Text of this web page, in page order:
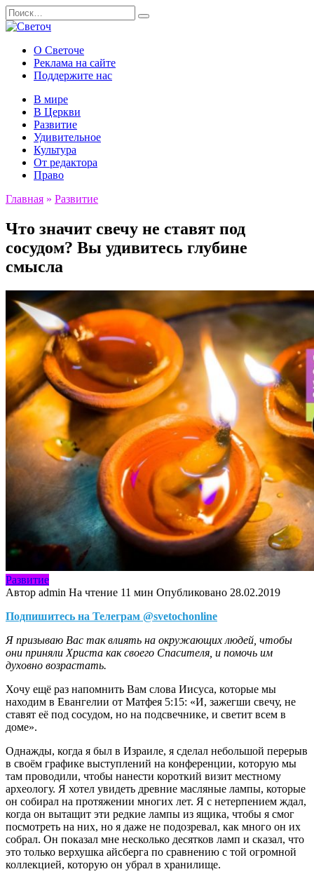
Перейти
к
Search
for:
О Светоче
Реклама на сайте
Поддержите нас
В мире
В Церкви
Развитие
Удивительное
Культура
От редактора
Право
Главная » Развитие
Что значит свечу не ставят под
сосудом? Вы удивитесь глубине
смысла
Развитие
Автор admin На чтение 11 мин Опубликовано 28.02.2019
Подпишитесь на Телеграм @svetochonline
Я призываю Вас так влиять на окружающих людей, чтобы
они приняли Христа как своего Спасителя, и помочь им
духовно возрастать.
Хочу ещё раз напомнить Вам слова Иисуса, которые мы
находим в Евангелии от Матфея 5:15: «И, зажегши свечу, не
ставят её под сосудом, но на подсвечнике, и светит всем в
доме».
Однажды, когда я был в Израиле, я сделал небольшой перерыв
в своём графике выступлений на конференции, которую мы
там проводили, чтобы нанести короткий визит местному
археологу. Я хотел увидеть древние масляные лампы, которые
он собирал на протяжении многих лет. Я с нетерпением ждал,
когда он вытащит эти редкие лампы из ящика, чтобы я смог
посмотреть на них, но я даже не подозревал, как много он их
собрал. Он показал мне несколько десятков ламп и сказал, что
это только верхушка айсберга по сравнению с той огромной
коллекцией, которую он убрал в хранилище.